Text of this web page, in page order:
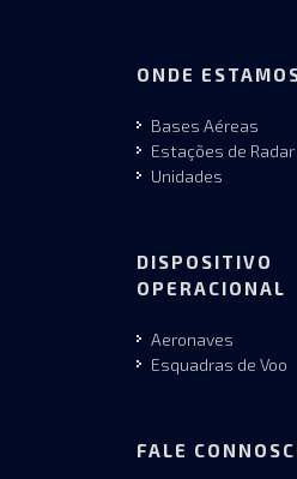
ONDE
Bases Aéreas
Estações de Radar
Unidades
DISPOSITIVO
OPERACIONAL
Aeronaves
Esquadras de Voo
FALE